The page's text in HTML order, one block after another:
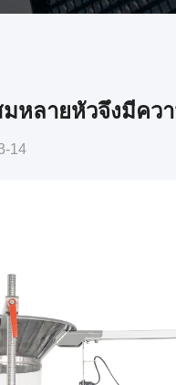
หลายหัวจึงมีคว
14